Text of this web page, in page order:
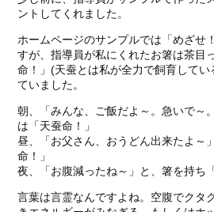
ントしてくれました。
ホームページのサンプルでは「めざせ
すが、指導員が私にくれたお箸は茶目
命！」(天蚕とは私が全力で飼育して
ていました。
朝、「みんな、ご飯だよ～。急いで～
は「天蚕命！」
昼、「お父さん、おうどん出来たよ～
命！」
夜、「お腹減ったね～」と、箸を持ち
言葉は言霊なんですよね。空腹でクタ